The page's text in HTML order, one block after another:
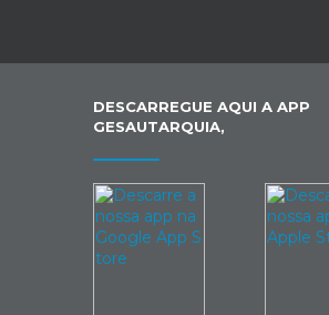
DESCARREGUE AQUI A APP
GESAUTARQUIA,